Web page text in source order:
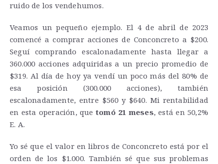
ruido de los vendehumos.
Veamos un pequeño ejemplo. El 4 de abril de 2023
comencé a comprar acciones de Conconcreto a $200.
Seguí comprando escalonadamente hasta llegar a
360.000 acciones adquiridas a un precio promedio de
$319. Al día de hoy ya vendí un poco más del 80% de
esa posición (300.000 acciones), también
escalonadamente, entre $560 y $640. Mi rentabilidad
en esta operación, que tomó 21 meses, está en 50,2%
E. A.
Yo sé que el valor en libros de Conconcreto está por el
orden de los $1.000. También sé que sus problemas